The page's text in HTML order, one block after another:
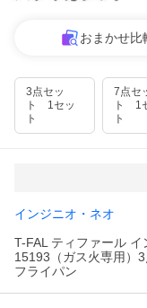
おまかせ比
3点セッ
ト 1セッ
ト
7点セ
ト 1
ト
インジニオ・ネオ
T-FAL ティファール
15193（ガス火専用）
フライパン